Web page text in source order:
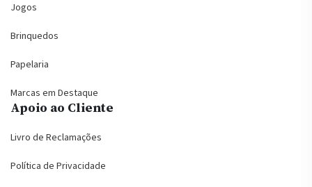
Jogos
Brinquedos
Papelaria
Marcas em Destaque
Apoio ao Cliente
Livro de Reclamações
Política de Privacidade